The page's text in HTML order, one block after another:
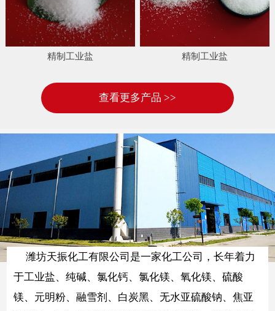
精制工业盐 精制工业盐
查看更多产品 >>
潍坊天振化工有限公司是一家化工公司，长年着力
于工业盐、纯碱、氯化钙、氯化镁、氧化镁、硫酸
镁、元明粉、融雪剂、白炭黑、无水亚硫酸钠、焦亚